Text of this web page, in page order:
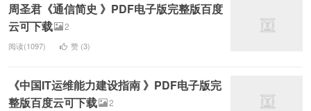
周圣君《通信简史 》PDF电子版完整版百度
云可下载
2
阅读(1097) 赞 (3)
《中国IT运维能力建设指南 》PDF电子版完
整版百度云可下载
2